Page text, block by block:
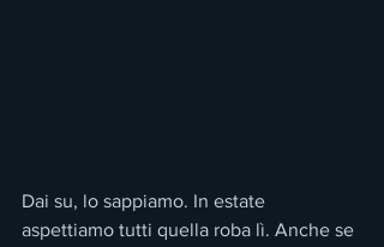
Dai su, lo sappiamo. In estate
aspettiamo tutti quella roba lì. Anche se